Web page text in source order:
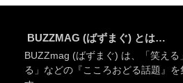
BUZZMAG (ばずまぐ) とは…
BUZZmag (ばずまぐ) は、「笑え
る」などの『こころおどる話題』